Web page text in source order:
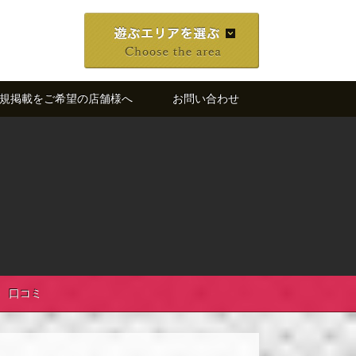
掲載をご希望の店舗様へ お問い合わせ
口コミ